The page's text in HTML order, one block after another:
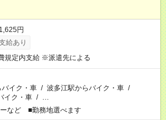
円
給あり
規定内支給 ※派遣先による
イク・車 / 波多江駅からバイク・車 /
イク・車 / …
など ■勤務地選べます